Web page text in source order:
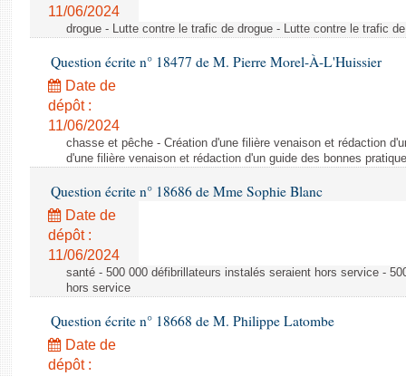
11/06/2024
drogue - Lutte contre le trafic de drogue - Lutte contre le trafic
Question écrite n° 18477 de M. Pierre Morel-À-L'Huissier
Date de
dépôt :
11/06/2024
chasse et pêche - Création d'une filière venaison et rédaction
d'une filière venaison et rédaction d'un guide des bonnes
Question écrite n° 18686 de Mme Sophie Blanc
Date de
dépôt :
11/06/2024
santé - 500 000 défibrillateurs instalés seraient hors service -
hors service
Question écrite n° 18668 de M. Philippe Latombe
Date de
dépôt :